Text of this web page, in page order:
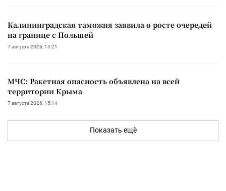
Калининградская таможня заявила о росте очередей
на границе с Польшей
7 августа 2026, 15:21
МЧС: Ракетная опасность объявлена на всей
территории Крыма
7 августа 2026, 15:14
Показать ещё